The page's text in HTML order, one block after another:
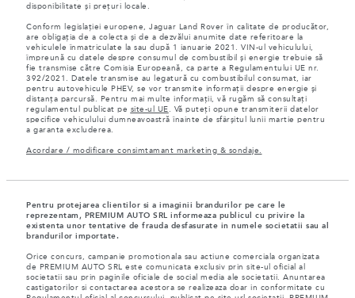
disponibilitate și prețuri locale.
Conform legislației europene, Jaguar Land Rover în calitate de producător,
are obligația de a colecta și de a dezvălui anumite date referitoare la
vehiculele înmatriculate la sau după 1 ianuarie 2021. VIN-ul vehiculului,
împreună cu datele despre consumul de combustibil și energie trebuie să
fie transmise către Comisia Europeană, ca parte a Regulamentului UE nr.
392/2021. Datele transmise au legatură cu combustibilul consumat, iar
pentru autovehicule PHEV, se vor transmite informații despre energie și
distanța parcursă. Pentru mai multe informații, vă rugăm să consultați
regulamentul publicat pe site-ul UE . Vă puteți opune transmiterii datelor
specifice vehiculului dumneavoastră înainte de sfârșitul lunii martie pentru
a garanta excluderea.
Acordare / modificare consimtamant marketing & sondaje.
Pentru protejarea clientilor si a imaginii brandurilor pe care le
reprezentam, PREMIUM AUTO SRL informeaza publicul cu privire la
existenta unor tentative de frauda desfasurate in numele societatii sau al
brandurilor importate.
Orice concurs, campanie promotionala sau actiune comerciala organizata
de PREMIUM AUTO SRL este comunicata exclusiv prin site-ul oficial al
societatii sau prin paginile oficiale de social media ale societatii. Anuntarea
castigatorilor si contactarea acestora se realizeaza doar in conformitate cu